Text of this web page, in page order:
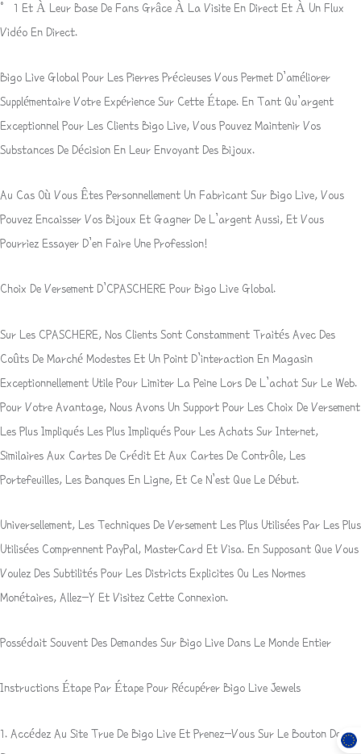
° 1 Et À Leur Base De Fans Grâce À La Visite En Direct Et À Un Flux
Vidéo En Direct.
Bigo Live Global Pour Les Pierres Précieuses Vous Permet D’améliorer
Supplémentaire Votre Expérience Sur Cette Étape. En Tant Qu’argent
Exceptionnel Pour Les Clients Bigo Live, Vous Pouvez Maintenir Vos
Substances De Décision En Leur Envoyant Des Bijoux.
Au Cas Où Vous Êtes Personnellement Un Fabricant Sur Bigo Live, Vous
Pouvez Encaisser Vos Bijoux Et Gagner De L’argent Aussi, Et Vous
Pourriez Essayer D’en Faire Une Profession!
Choix De Versement D’CPASCHERE Pour Bigo Live Global.
Sur Les CPASCHERE, Nos Clients Sont Constamment Traités Avec Des
Coûts De Marché Modestes Et Un Point D’interaction En Magasin
Exceptionnellement Utile Pour Limiter La Peine Lors De L’achat Sur Le Web.
Pour Votre Avantage, Nous Avons Un Support Pour Les Choix De Versement
Les Plus Impliqués Les Plus Impliqués Pour Les Achats Sur Internet,
Similaires Aux Cartes De Crédit Et Aux Cartes De Contrôle, Les
Portefeuilles, Les Banques En Ligne, Et Ce N’est Que Le Début.
Universellement, Les Techniques De Versement Les Plus Utilisées Par Les Plus
Utilisées Comprennent PayPal, MasterCard Et Visa. En Supposant Que Vous
Voulez Des Subtilités Pour Les Districts Explicites Ou Les Normes
Monétaires, Allez-Y Et Visitez Cette Connexion.
Possédait Souvent Des Demandes Sur Bigo Live Dans Le Monde Entier
Instructions Étape Par Étape Pour Récupérer Bigo Live Jewels
1. Accédez Au Site True De Bigo Live Et Prenez-Vous Sur Le Bouton De